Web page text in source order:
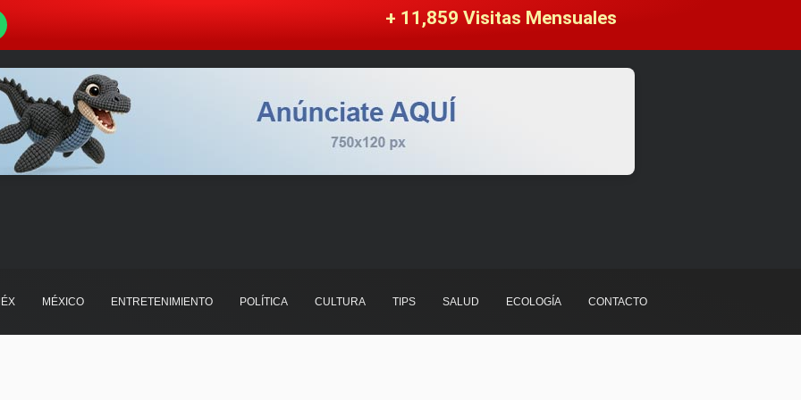
+ 11,859 Visitas Mensuales
MÉXICO ENTRETENIMIENTO POLÍTICA CULTURA TIPS SALUD ECOLOGÍA CONTACTO